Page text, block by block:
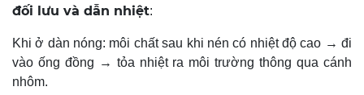
đối lưu và dẫn nhiệt:
Khi ở dàn nóng: môi chất sau khi nén có nhiệt độ cao → đi
vào ống đồng → tỏa nhiệt ra môi trường thông qua cánh
nhôm.